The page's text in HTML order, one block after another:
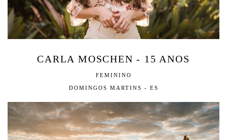
CARLA MOSCHEN - 15 ANOS
FEMININO
DOMINGOS MARTINS - ES